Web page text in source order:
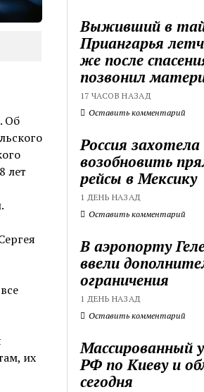
Об
лет
их
Выживший в
Приангарья
же после
позвонил
17 ЧАСОВ НАЗАД
Оставить комментарий
Россия захотела
возобновить
рейсы в Мексику
1 ДЕНЬ НАЗАД
Оставить комментарий
В аэропорту
ввели
ограничения
1 ДЕНЬ НАЗАД
Оставить комментарий
Массированный
РФ по Киеву и
сегодня